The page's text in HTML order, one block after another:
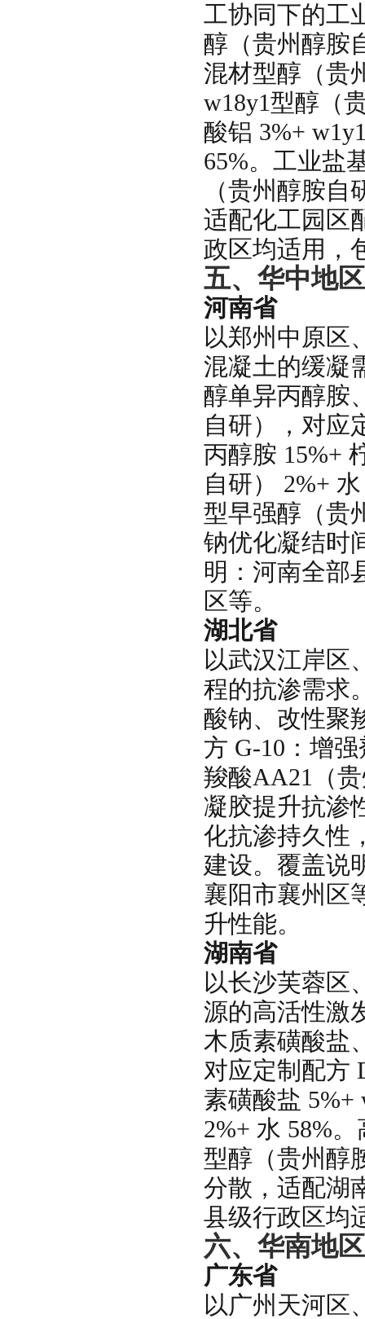
工协同下的工
醇（贵州醇胺
混材型醇（贵
w18y1型醇（
酸铝 3%+
65%。工业盐
（贵州醇胺
适配化工园区
政区均适用，
五、华中地
河南省
以郑州中原区
混凝土的缓凝
醇单异丙醇胺
自研），对应
丙醇胺 15%+
自研） 2%+
型早强醇（贵
钠优化凝结时
明：河南全部
区等。
湖北省
以武汉江岸区
程的抗渗需求
酸钠、改性聚
方 G-10：增
羧酸AA21（
凝胶提升抗渗
化抗渗持久性
建设。覆盖说
襄阳市襄州区
升性能。
湖南省
以长沙芙蓉区
源的高活性激
木质素磺酸盐
对应定制配方
素磺酸盐 5%+
2%+ 水 58%
型醇（贵州醇
分散，适配湖
县级行政区均
六、华南地
广东省
以广州天河区